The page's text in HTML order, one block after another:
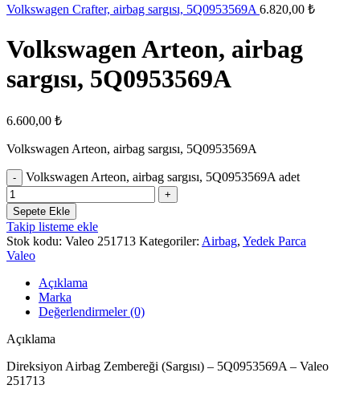
Volkswagen Crafter, airbag sargısı, 5Q0953569A 6.820,00 ₺
Volkswagen Arteon, airbag
sargısı, 5Q0953569A
6.600,00 ₺
Volkswagen Arteon, airbag sargısı, 5Q0953569A
Volkswagen Arteon, airbag sargısı, 5Q0953569A adet
Sepete Ekle
Takip listeme ekle
Stok kodu: Valeo 251713 Kategoriler: Airbag, Yedek Parca
Valeo
Açıklama
Marka
Değerlendirmeler (0)
Açıklama
Direksiyon Airbag Zembereği (Sargısı) – 5Q0953569A – Valeo
251713